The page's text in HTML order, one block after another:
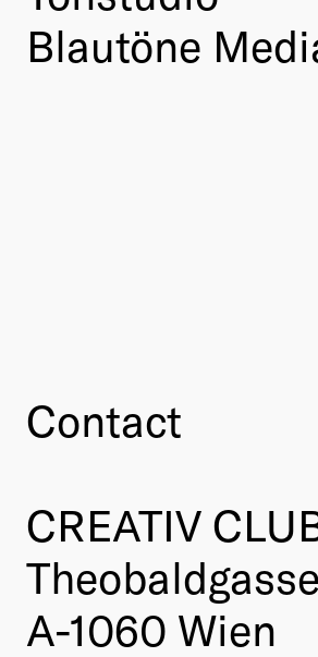
Blautöne
Contact
CREATIV
A-1060 Wien